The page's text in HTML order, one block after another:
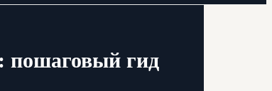
пошаговый гид